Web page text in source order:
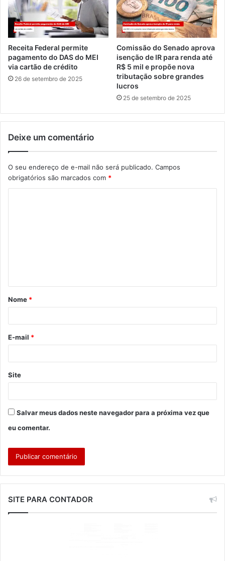
Receita Federal permite
pagamento do DAS do MEI
via cartão de crédito
26 de setembro de 2025
Comissão do Senado aprova
isenção de IR para renda até
R$ 5 mil e propõe nova
tributação sobre grandes
lucros
25 de setembro de 2025
Deixe um comentário
O seu endereço de e-mail não será publicado. Campos
obrigatórios são marcados com *
á
r
*
Nome *
E-mail *
Site
Salvar meus dados neste navegador para a próxima vez que
eu comentar.
SITE PARA CONTADOR